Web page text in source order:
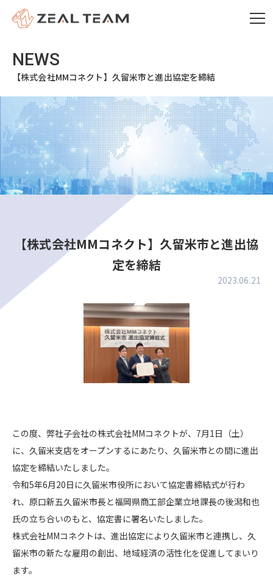
【株式会社MMコネクト】久留米市と進出協定を締結
【株式会社MMコネクト】久留米市と進出協
定を締結
2023.06.21
この度、弊社子会社の株式会社MMコネクトが、7月1日（土）
に、久留米支店をオープンするにあたり、久留米市との間に進出
協定を締結いたしました。
令和5年6月20日に久留米市役所において協定書締結式が行わ
れ、原口新五久留米市長と福岡県商工部企業立地課長の後潟和也
氏の立ち合いのもと、協定書に署名いたしました。
株式会社MMコネクトは、進出協定により久留米市と連携し、久
留米市の新たな雇用の創出、地域経済の活性化を促進してまいり
ます。